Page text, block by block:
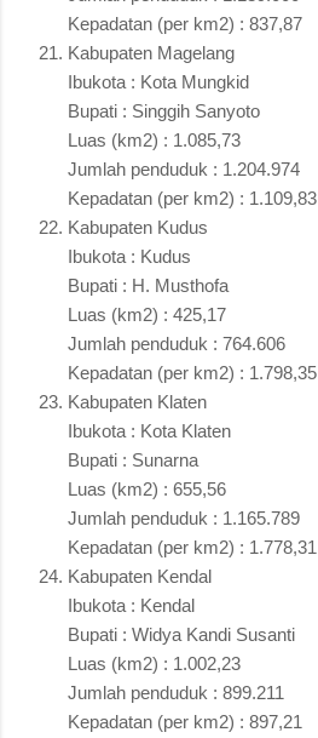
Kepadatan (per km2) : 837,87
Kabupaten Magelang
Ibukota : Kota Mungkid
Bupati : Singgih Sanyoto
Luas (km2) : 1.085,73
Jumlah penduduk : 1.204.974
Kepadatan (per km2) : 1.109,83
Kabupaten Kudus
Ibukota : Kudus
Bupati : H. Musthofa
Luas (km2) : 425,17
Jumlah penduduk : 764.606
Kepadatan (per km2) : 1.798,35
Kabupaten Klaten
Ibukota : Kota Klaten
Bupati : Sunarna
Luas (km2) : 655,56
Jumlah penduduk : 1.165.789
Kepadatan (per km2) : 1.778,31
Kabupaten Kendal
Ibukota : Kendal
Bupati : Widya Kandi Susanti
Luas (km2) : 1.002,23
Jumlah penduduk : 899.211
Kepadatan (per km2) : 897,21